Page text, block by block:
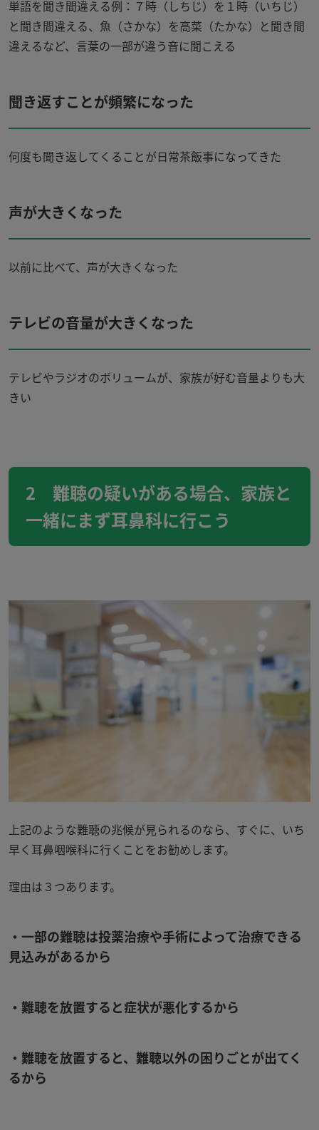
単語を聞き間違える例：７時（しちじ）を１時（いちじ）
と聞き間違える、魚（さかな）を高菜（たかな）と聞き間
違えるなど、言葉の一部が違う音に聞こえる
聞き返すことが頻繁になった
何度も聞き返してくることが日常茶飯事になってきた
声が大きくなった
以前に比べて、声が大きくなった
テレビの音量が大きくなった
テレビやラジオのボリュームが、家族が好む音量よりも大
きい
2 難聴の疑いがある場合、家族と
一緒にまず耳鼻科に行こう
上記のような難聴の兆候が見られるのなら、すぐに、いち
早く耳鼻咽喉科に行くことをお勧めします。
理由は３つあります。
・一部の難聴は投薬治療や手術によって治療できる
見込みがあるから
・難聴を放置すると症状が悪化するから
・難聴を放置すると、難聴以外の困りごとが出てく
るから